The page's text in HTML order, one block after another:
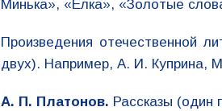
Минька», «Ёлка», «Золотые
Произведения отечественной
двух). Например, А. И. Куприна,
А. П. Платонов. Рассказы (один